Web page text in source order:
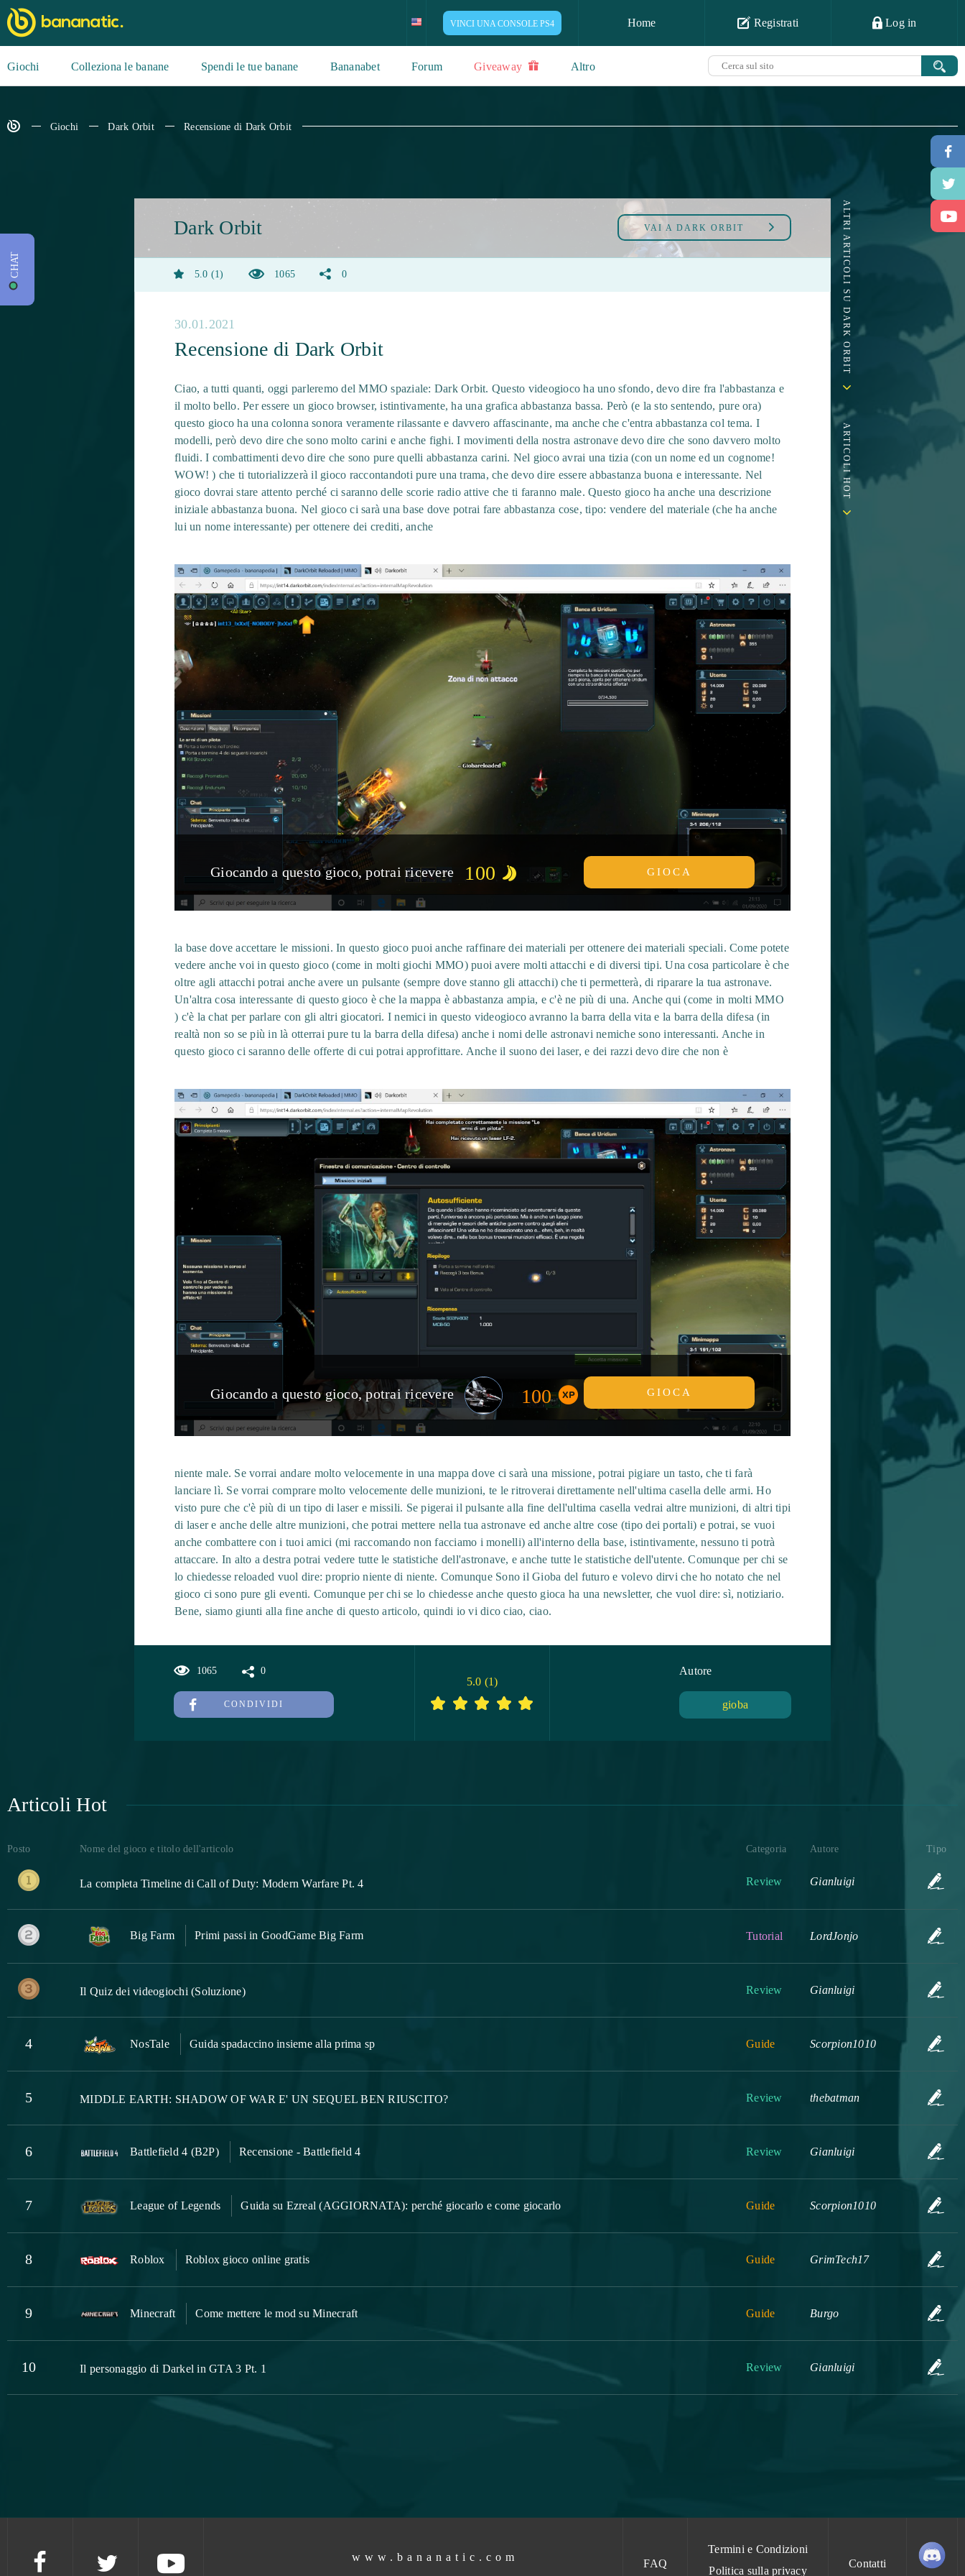
VINCI UNA CONSOLE PS4 Home Registrati Log in
Giochi Colleziona le banane Spendi le tue banane Bananabet Forum Giveaway Altro
Giochi Dark Orbit Recensione di Dark Orbit
ALTRI ARTICOLI SU DARK ORBIT
ARTICOLI HOT
VAI A DARK ORBIT
Dark Orbit
5.0 1 1065 0
30.01.2021
Recensione di Dark Orbit
Ciao, a tutti quanti, oggi parleremo del MMO spaziale: Dark Orbit. Questo videogioco ha uno sfondo, devo dire fra l'abbastanza e
il molto bello. Per essere un gioco browser, istintivamente, ha una grafica abbastanza bassa. Però (e la sto sentendo, pure ora)
questo gioco ha una colonna sonora veramente rilassante e davvero affascinante, ma anche che c'entra abbastanza col tema. I
modelli, però devo dire che sono molto carini e anche fighi. I movimenti della nostra astronave devo dire che sono davvero molto
fluidi. I combattimenti devo dire che sono pure quelli abbastanza carini. Nel gioco avrai una tizia (con un nome ed un cognome!
WOW! ) che ti tutorializzerà il gioco raccontandoti pure una trama, che devo dire essere abbastanza buona e interessante. Nel
gioco dovrai stare attento perché ci saranno delle scorie radio attive che ti faranno male. Questo gioco ha anche una descrizione
iniziale abbastanza buona. Nel gioco ci sarà una base dove potrai fare abbastanza cose, tipo: vendere del materiale (che ha anche
lui un nome interessante) per ottenere dei crediti, anche
Giocando a questo gioco, potrai ricevere 100 GIOCA
la base dove accettare le missioni. In questo gioco puoi anche raffinare dei materiali per ottenere dei materiali speciali. Come potete
vedere anche voi in questo gioco (come in molti giochi MMO) puoi avere molti attacchi e di diversi tipi. Una cosa particolare è che
oltre agli attacchi potrai anche avere un pulsante (sempre dove stanno gli attacchi) che ti permetterà, di riparare la tua astronave.
Un'altra cosa interessante di questo gioco è che la mappa è abbastanza ampia, e c'è ne più di una. Anche qui (come in molti MMO
) c'è la chat per parlare con gli altri giocatori. I nemici in questo videogioco avranno la barra della vita e la barra della difesa (in
realtà non so se più in là otterrai pure tu la barra della difesa) anche i nomi delle astronavi nemiche sono interessanti. Anche in
questo gioco ci saranno delle offerte di cui potrai approfittare. Anche il suono dei laser, e dei razzi devo dire che non è
Giocando a questo gioco, potrai ricevere 100 GIOCA
niente male. Se vorrai andare molto velocemente in una mappa dove ci sarà una missione, potrai pigiare un tasto, che ti farà
lanciare lì. Se vorrai comprare molto velocemente delle munizioni, te le ritroverai direttamente nell'ultima casella delle armi. Ho
visto pure che c'è più di un tipo di laser e missili. Se pigerai il pulsante alla fine dell'ultima casella vedrai altre munizioni, di altri tipi
di laser e anche delle altre munizioni, che potrai mettere nella tua astronave ed anche altre cose (tipo dei portali) e potrai, se vuoi
anche combattere con i tuoi amici (mi raccomando non facciamo i monelli) all'interno della base, istintivamente, nessuno ti potrà
attaccare. In alto a destra potrai vedere tutte le statistiche dell'astronave, e anche tutte le statistiche dell'utente. Comunque per chi se
lo chiedesse reloaded vuol dire: proprio niente di niente. Comunque Sono il Gioba del futuro e volevo dirvi che ho notato che nel
gioco ci sono pure gli eventi. Comunque per chi se lo chiedesse anche questo gioca ha una newsletter, che vuol dire: sì, notiziario.
Bene, siamo giunti alla fine anche di questo articolo, quindi io vi dico ciao, ciao.
1065 0
CONDIVIDI
5.0 (1)
Autore
gioba
Articoli Hot
Posto Nome del gioco e titolo dell'articolo Categoria Autore Tipo
La completa Timeline di Call of Duty: Modern Warfare Pt. 4 Review Gianluigi
Big Farm Primi passi in GoodGame Big Farm Tutorial LordJonjo
Il Quiz dei videogiochi (Soluzione) Review Gianluigi
4 NosTale Guida spadaccino insieme alla prima sp Guide Scorpion1010
5 MIDDLE EARTH: SHADOW OF WAR E' UN SEQUEL BEN RIUSCITO? Review thebatman
6 Battlefield 4 (B2P) Recensione - Battlefield 4 Review Gianluigi
7 League of Legends Guida su Ezreal (AGGIORNATA): perché giocarlo e come giocarlo Guide Scorpion1010
8 Roblox Roblox gioco online gratis Guide GrimTech17
9 Minecraft Come mettere le mod su Minecraft Guide Burgo
10 Il personaggio di Darkel in GTA 3 Pt. 1 Review Gianluigi
FAQ
Termini e Condizioni
Politica sulla privacy
Contatti
www.bananatic.com
CHAT